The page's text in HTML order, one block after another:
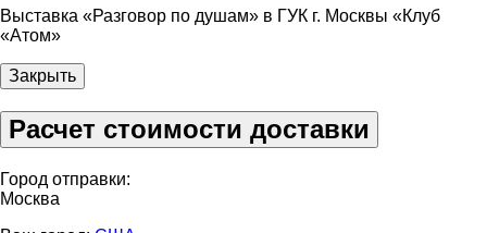
Выставка «Разговор по душам» в ГУК г. Москвы «Клуб
«Атом»
Закрыть
Расчет стоимости доставки
Город отправки:
Москва